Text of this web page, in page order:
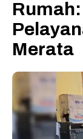
Merata